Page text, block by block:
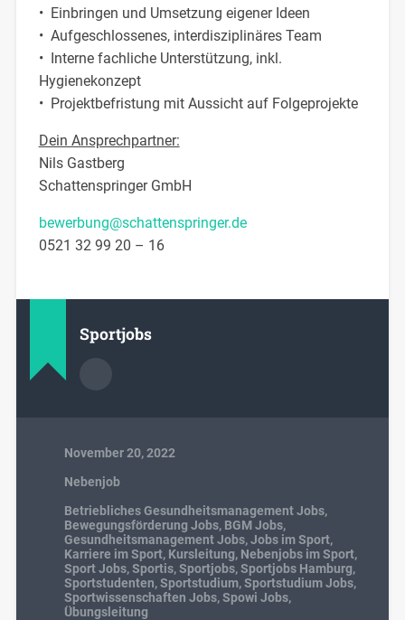
• Einbringen und Umsetzung eigener Ideen
• Aufgeschlossenes, interdisziplinäres Team
• Interne fachliche Unterstützung, inkl.
Hygienekonzept
• Projektbefristung mit Aussicht auf Folgeprojekte
Dein Ansprechpartner:
Nils Gastberg
Schattenspringer GmbH
bewerbung@schattenspringer.de
0521 32 99 20 – 16
Sportjobs
November 20, 2022
Nebenjob
Betriebliches Gesundheitsmanagement Jobs,
Bewegungsförderung Jobs, BGM Jobs,
Gesundheitsmanagement Jobs,Jobs im Sport,
Karriere im Sport, Kursleitung, Nebenjobs im Sport,
Sport Jobs,Sportis,Sportjobs,Sportjobs Hamburg,
Sportstudenten,Sportstudium,Sportstudium Jobs,
Sportwissenschaften Jobs,Spowi Jobs,
Übungsleitung